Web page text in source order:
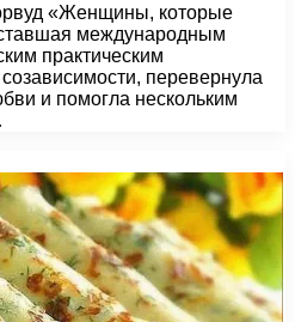
«Женщины, которые
международным
практическим
перевернула
и помогла нескольким